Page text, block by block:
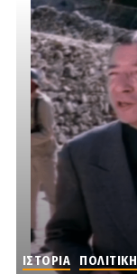
ΙΣΤΟΡΙΑ
ΠΟΛΙΤΙΚΗ